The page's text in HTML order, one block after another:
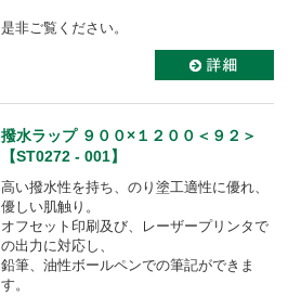
是非ご覧ください。
撥水ラップ ９００×１２００＜９２＞
【ST0272 - 001】
高い撥水性を持ち、のり塗工適性に優れ、
優しい肌触り。
オフセット印刷及び、レーザープリンタで
の出力に対応し、
鉛筆、油性ボールペンでの筆記ができま
す。